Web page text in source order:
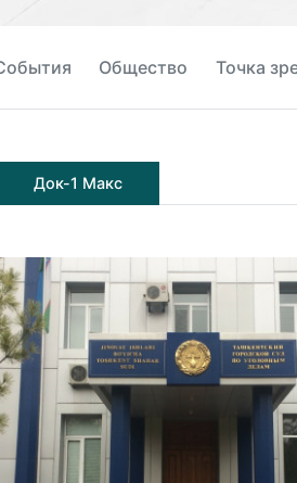
Общество Точка
Док-1 Макс